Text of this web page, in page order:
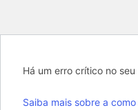
Há um erro crítico no seu
Saiba mais sobre a